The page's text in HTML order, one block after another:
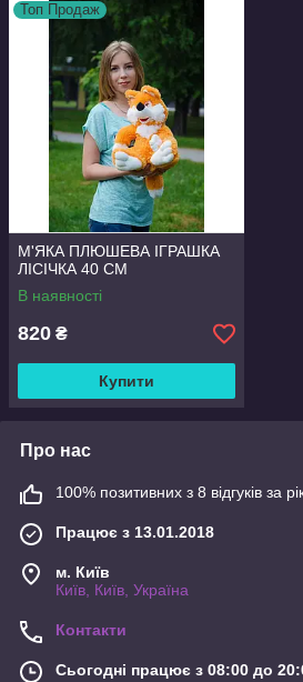
Топ Продаж
М'ЯКА ПЛЮШЕВА ІГРАШКА
ЛІСІЧКА 40 СМ
В наявності
820 ₴
Купити
Про нас
100% позитивних з 8 відгуків за
Працює з 13.01.2018
м. Київ
Київ, Київ, Україна
Контакти
Сьогодні працює з 08:00 до